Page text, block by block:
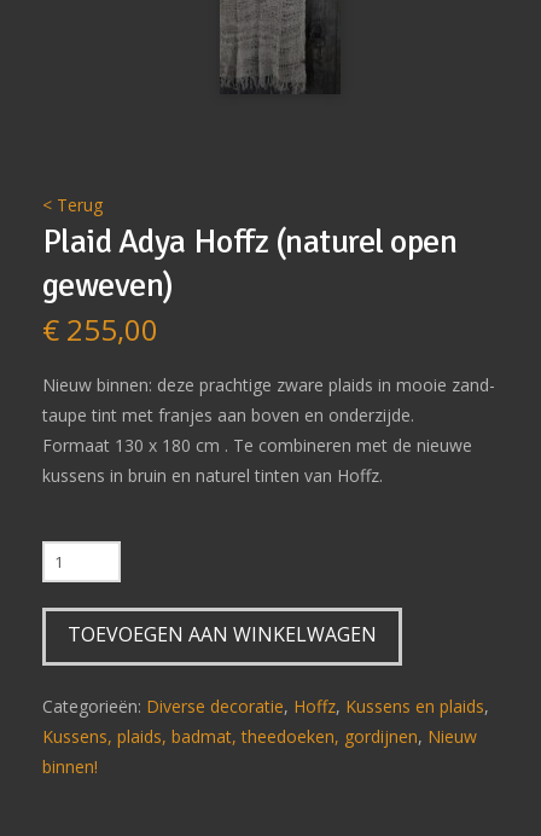
< Terug
Plaid Adya Hoffz (naturel open
geweven)
€255,00
Nieuw binnen: deze prachtige zware plaids in mooie zand-
taupe tint met franjes aan boven en onderzijde.
Formaat 130 x 180 cm . Te combineren met de nieuwe
kussens in bruin en naturel tinten van Hoffz.
Plaid
Adya
Hoffz
(naturel
geweven)
aantal
TOEVOEGEN AAN WINKELWAGEN
Categorieën: Diverse decoratie, Hoffz, Kussens en plaids,
Kussens, plaids, badmat, theedoeken, gordijnen, Nieuw
binnen!